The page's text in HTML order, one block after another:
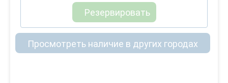
Резервировать
Просмотреть наличие в других городах